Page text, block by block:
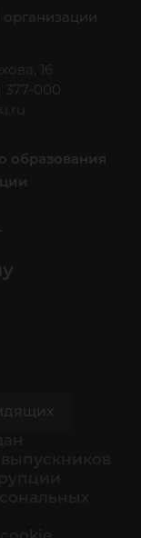
16
377-000
образования